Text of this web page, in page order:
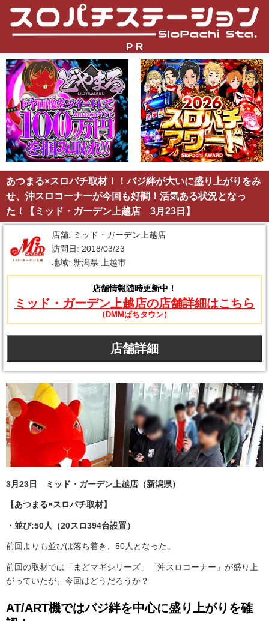
P R
あつまる×スロパチ取材！！バジ絆が大いに盛り上がりをみ
せ、沖スロコーナーが今回も好調！活気ある状況となっ
た！【ミッド・ガーデン上越店 3月23日】
店舗: ミッド・ガーデン上越店
訪問日: 2018/03/23
地域: 新潟県 上越市
店舗情報随時更新中！
ミッド・ガーデン上越店の店舗詳細はこちら
（DMMぱちタウン）
店舗詳細
3月23日 ミッド・ガーデン上越店（新潟県）
【あつまる×スロパチ取材】
・並び:50人（20スロ394台設置）
前回よりも並びは落ち着き、50人となった。
前回の取材では「まどマギシリーズ」「沖スロコーナー」が盛り上
がっていたが、今回はどうだろうか？
AT/ART機ではバジ絆を中心に盛り上がりを確